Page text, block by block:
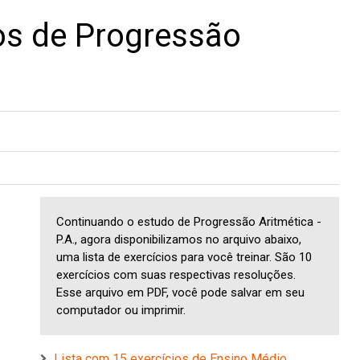
de Progressão
Continuando o estudo de Progressão Aritmética -
P.A., agora disponibilizamos no arquivo abaixo,
uma lista de exercícios para você treinar. São 10
exercícios com suas respectivas resoluções.
Esse arquivo em PDF, você pode salvar em seu
computador ou imprimir.